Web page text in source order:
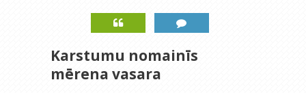
Karstumu nomainīs
mērena vasara